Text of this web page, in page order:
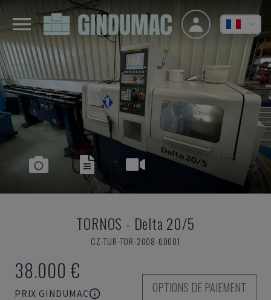
TORNOS - Delta 20/5
CZ-TUR-TOR-2008-00001
38.000 €
PRIX GINDUMAC
OPTIONS DE PAIEMENT